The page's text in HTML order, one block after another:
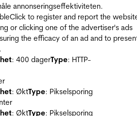
annonseringseffektiviteten.
to register and report the
or clicking one of the advertiser's ads
the efficacy of an ad and to
: 400 dagerType: HTTP-
: ØktType: Pikselsporing
: ØktType: Pikselsporing